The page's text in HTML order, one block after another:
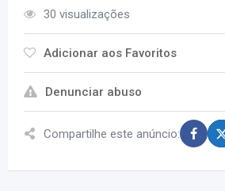
30 visualizações
Adicionar aos Favoritos
Denunciar abuso
Compartilhe este anúncio: